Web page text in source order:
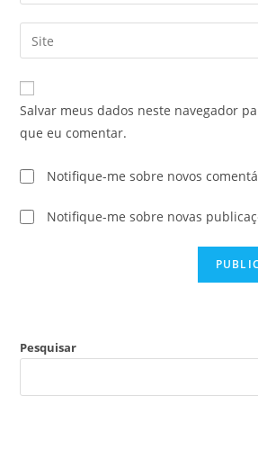
Salvar meus dados neste navegador
que eu comentar.
Notifique-me sobre novos
Notifique-me sobre novas
Pesquisar